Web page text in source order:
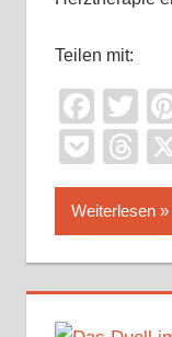
Teilen mit:
Weiterlesen